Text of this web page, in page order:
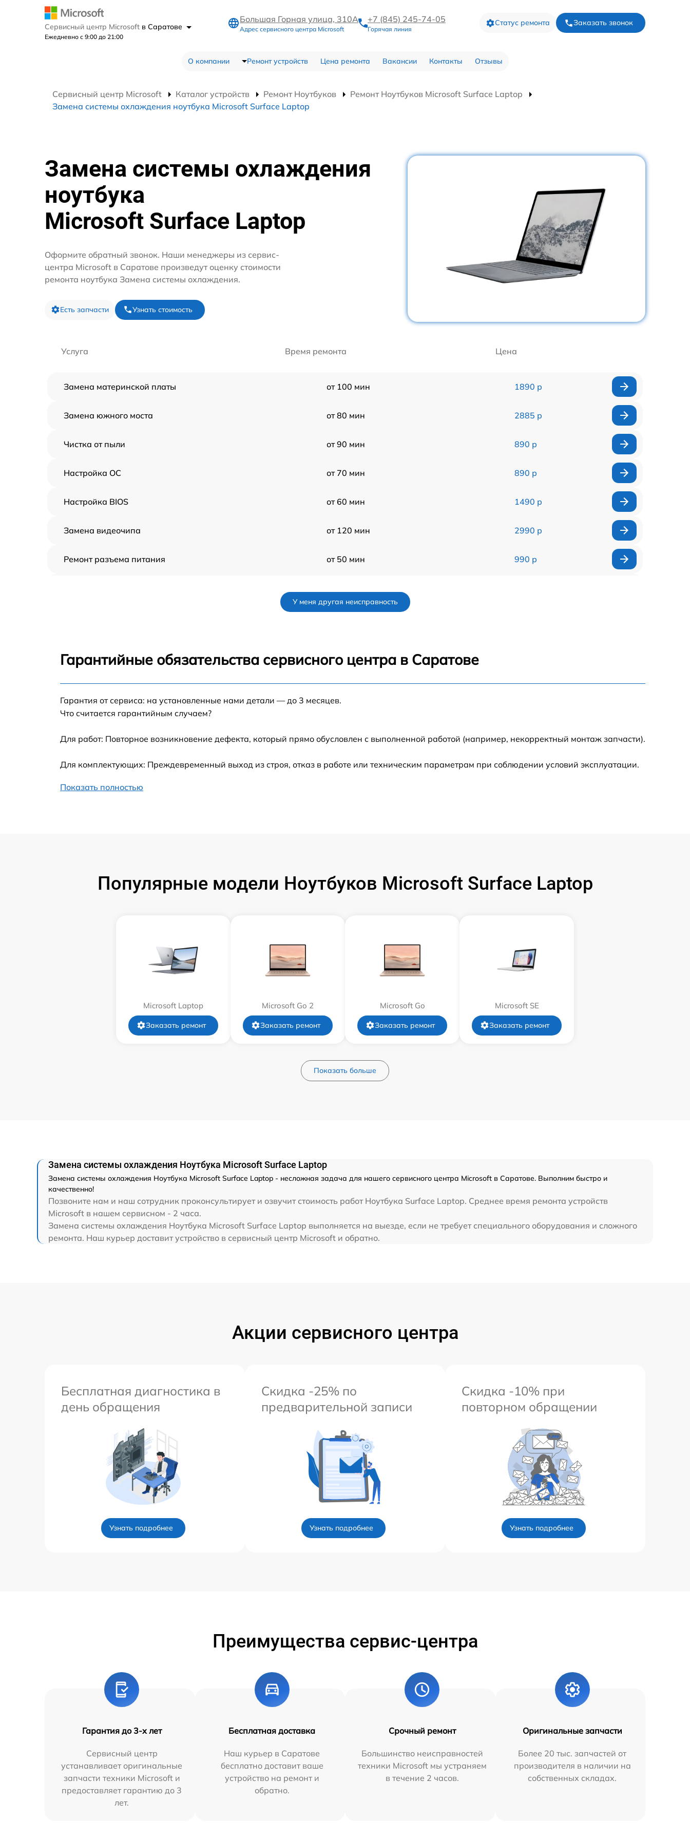
Сервисный центр Microsoft в Саратове
Ежедневно с 9:00 до 21:00
Большая Горная улица, 310А
Адрес сервисного центра Microsoft
+7 (845) 245-74-05
Горячая линия
Статус ремонта Заказать звонок
О компании Ремонт устройств Цена ремонта Вакансии Контакты Отзывы
Сервисный центр Microsoft Каталог устройств Ремонт Ноутбуков
Ремонт Ноутбуков Microsoft Surface Laptop
Замена системы охлаждения ноутбука Microsoft Surface Laptop
Замена системы охлаждения
ноутбука
Microsoft Surface Laptop
Оформите обратный звонок. Наши менеджеры из сервис-
центра Microsoft в Саратове произведут оценку стоимости
ремонта ноутбука Замена системы охлаждения.
Есть запчасти Узнать стоимость
Услуга Время ремонта Цена
Замена материнской платы от 100 мин 1890 р
Замена южного моста от 80 мин 2885 р
Чистка от пыли от 90 мин 890 р
Настройка ОС от 70 мин 890 р
Настройка BIOS от 60 мин 1490 р
Замена видеочипа от 120 мин 2990 р
Ремонт разъема питания от 50 мин 990 р
Замена шим-контроллера от 120 мин
Замена тачпада от 60 мин
Замена корпуса
Замена процессора от 120 мин 1395 р
Замена шлейфа матрицы 1095 р
Замена северного моста от 60 мин 2885 р
от 40 мин
У меня другая неисправность
Гарантийные обязательства сервисного центра в Саратове
Гарантия от сервиса: на установленные нами детали — до 3 месяцев.
Что считается гарантийным случаем?
Для работ: Повторное возникновение дефекта, который прямо обусловлен с выполненной работой (например, некорректный монтаж запчасти).
Для комплектующих: Преждевременный выход из строя, отказ в работе или техническим параметрам при соблюдении условий эксплуатации.
Показать полностью
Популярные модели Ноутбуков Microsoft Surface Laptop
Microsoft Laptop
Заказать ремонт
Microsoft Go 2
Заказать ремонт
Microsoft Go
Заказать ремонт
Microsoft SE
Заказать ремонт
Показать больше
Замена системы охлаждения Ноутбука Microsoft Surface Laptop
Замена системы охлаждения Ноутбука Microsoft Surface Laptop - несложная задача для нашего сервисного центра Microsoft в Саратове. Выполним быстро и
качественно!
Позвоните нам и наш сотрудник проконсультирует и озвучит стоимость работ Ноутбука Surface Laptop. Среднее время ремонта устройств
Microsoft в нашем сервисном - 2 часа.
Замена системы охлаждения Ноутбука Microsoft Surface Laptop выполняется на выезде, если не требует специального оборудования и сложного
ремонта. Наш курьер доставит устройство в сервисный центр Microsoft и обратно.
Акции сервисного центра
Бесплатная диагностика в
день обращения
Узнать подробнее
Скидка -25% по
предварительной записи
Узнать подробнее
Скидка -10% при
повторном обращении
Узнать подробнее
Преимущества сервис-центра
Гарантия до 3-х лет
Сервисный центр
устанавливает оригинальные
запчасти техники Microsoft и
предоставляет гарантию до 3
лет.
Бесплатная доставка
Наш курьер в Саратове
бесплатно доставит ваше
устройство на ремонт и
обратно.
Срочный ремонт
Большинство неисправностей
техники Microsoft мы устраняем
в течение 2 часов.
Оригинальные запчасти
Более 20 тыс. запчастей от
производителя в наличии на
собственных складах.